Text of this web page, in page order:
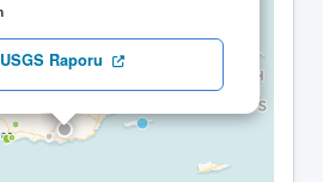
USGS Raporu